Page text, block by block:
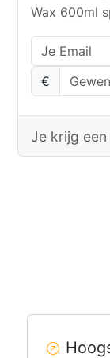
Wax 600ml
€
Je krijg